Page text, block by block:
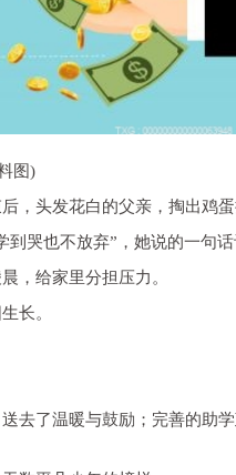
图)
，头发花白的父亲，掏出鸡
哭也不放弃”，她说的一句
，给家里分担压力。
长。
了温暖与鼓励；完善的助